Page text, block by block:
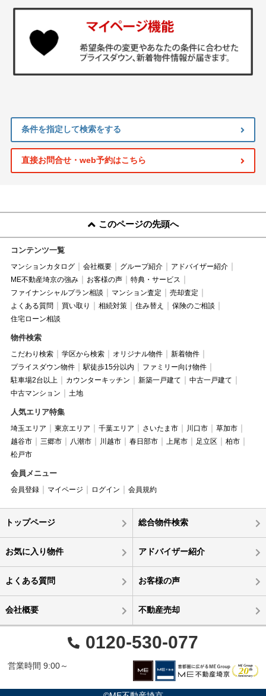
条件を指定して検索をする
直接お問合せ・web予約はこちら
このページの先頭へ
コンテンツ一覧
マンションカタログ 会社概要 グループ紹介
アドバイザー紹介
ME不動産埼京の強み
お客様の声
特典・サービス
ファイナンシャルプラン相談
マンション査定
売却査定
よくある質問
買い取り 相続対策 住み替え
保険のご相談
住宅ローン相談
物件検索
こだわり検索 学区から検索 オリジナル物件
新着物件
プライスダウン物件
駅徒歩15分以内
ファミリー向け物件
駐車場2台以上
カウンターキッチン 新築一戸建て
中古一戸建て
中古マンション
土地
人気エリア特集
埼玉エリア 東京エリア 千葉エリア さいたま市 川口市
草加市
越谷市
三郷市 八潮市 川越市 春日部市 上尾市 足立区
柏市
松戸市
会員メニュー
会員登録 マイページ ログイン 会員規約
トップページ 総合物件検索
お気に入り物件 アドバイザー紹介
よくある質問 お客様の声
会社概要 不動産売却
0120-530-077
営業時間 9:00～